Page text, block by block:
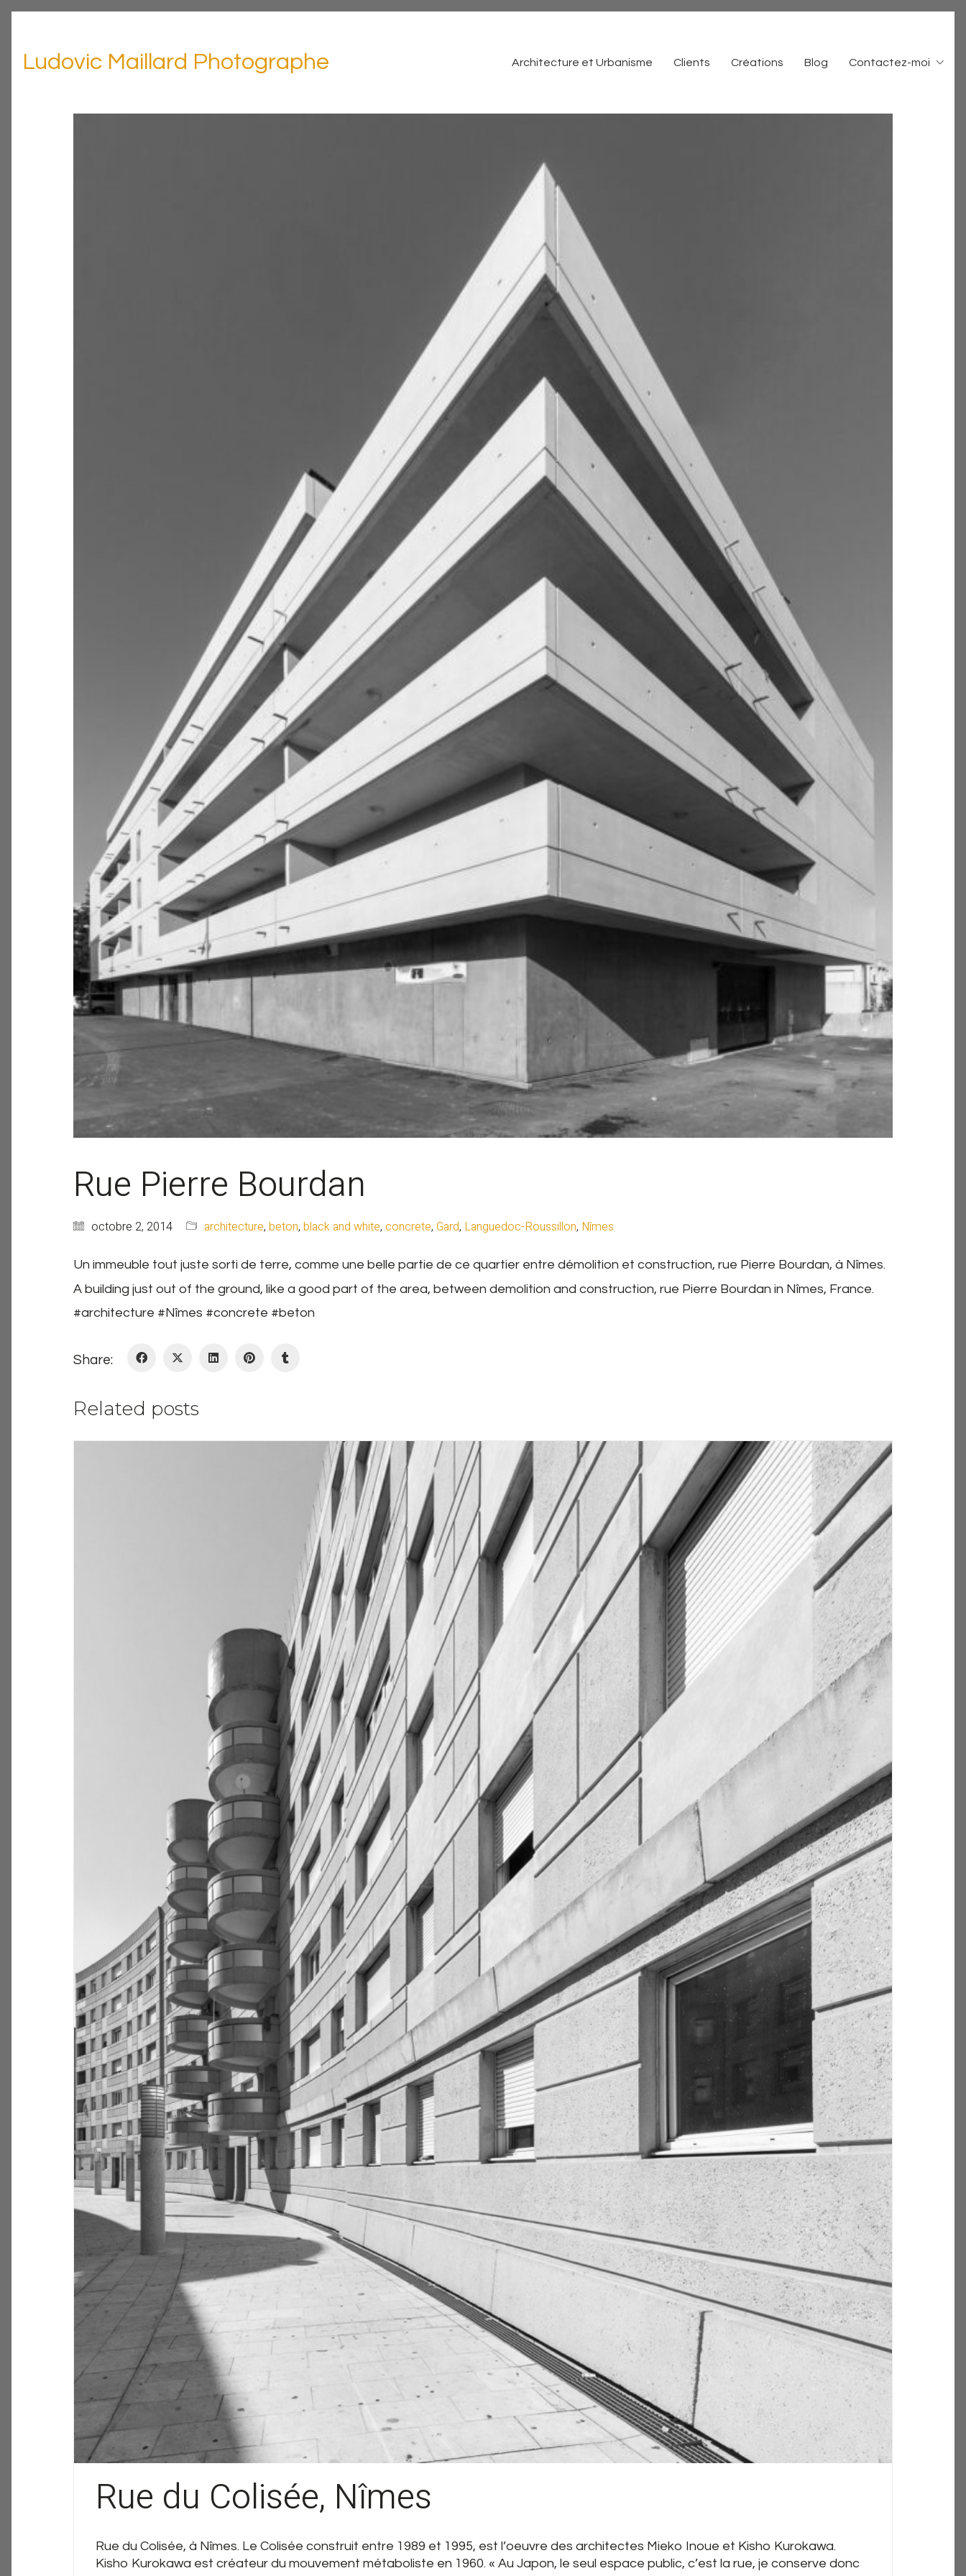
Ludovic Maillard Photographe Architecture et Urbanisme Clients Créations Blog Contactez-moi
Rue Pierre Bourdan
octobre 2, 2014 architecture, beton, black and white, concrete, Gard, Languedoc-Roussillon, Nîmes
Un immeuble tout juste sorti de terre, comme une belle partie de ce quartier entre démolition et construction, rue Pierre Bourdan, à Nîmes.
A building just out of the ground, like a good part of the area, between demolition and construction, rue Pierre Bourdan in Nîmes, France.
#architecture #Nîmes #concrete #beton
Share:
Related posts
Rue du Colisée, Nîmes
Rue du Colisée, à Nîmes. Le Colisée construit entre 1989 et 1995, est l’oeuvre des architectes Mieko Inoue et Kisho Kurokawa.
Kisho Kurokawa est créateur du mouvement métaboliste en 1960. « Au Japon, le seul espace public, c’est la rue, je conserve donc